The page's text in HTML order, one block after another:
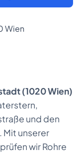
Wien
(1020 Wien)
und den
Mit unserer
prüfen wir Rohre